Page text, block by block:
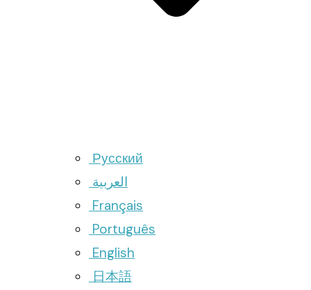
Русский
العربية
Français
Português
English
日本語